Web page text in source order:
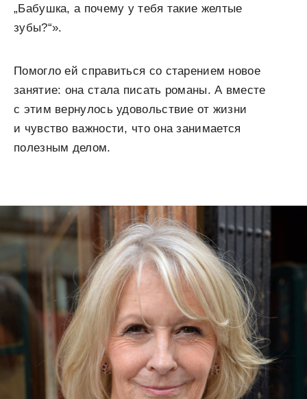
„Бабушка, а почему у тебя такие желтые
зубы?“».
Помогло ей справиться со старением новое
занятие: она стала писать романы. А вместе
с этим вернулось удовольствие от жизни
и чувство важности, что она занимается
полезным делом.